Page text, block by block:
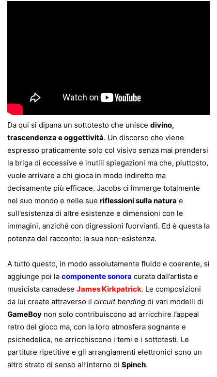
Da qui si dipana un sottotesto che unisce divino,
trascendenza e oggettività. Un discorso che viene
espresso praticamente solo col visivo senza mai prendersi
la briga di eccessive e inutili spiegazioni ma che, piuttosto,
vuole arrivare a chi gioca in modo indiretto ma
decisamente più efficace. Jacobs ci immerge totalmente
nel suo mondo e nelle sue riflessioni sulla natura e
sull’esistenza di altre esistenze e dimensioni con le
immagini, anziché con digressioni fuorvianti. Ed è questa la
potenza del racconto: la sua non-esistenza.
A tutto questo, in modo assolutamente fluido e coerente, si
aggiunge poi la componente sonora curata dall’artista e
musicista canadese James Kirkpatrick. Le composizioni
da lui create attraverso il circuit bending di vari modelli di
GameBoy non solo contribuiscono ad arricchire l’appeal
retro del gioco ma, con la loro atmosfera sognante e
psichedelica, ne arricchiscono i temi e i sottotesti. Le
partiture ripetitive e gli arrangiamenti elettronici sono un
altro strato di senso all’interno di Spinch.